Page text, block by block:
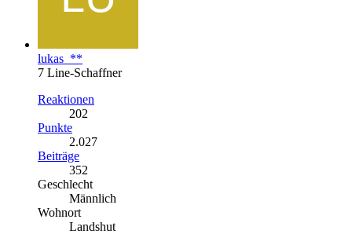
lukas_**
7 Line-Schaffner
Reaktionen
202
Punkte
2.027
Beiträge
352
Geschlecht
Männlich
Wohnort
Landshut